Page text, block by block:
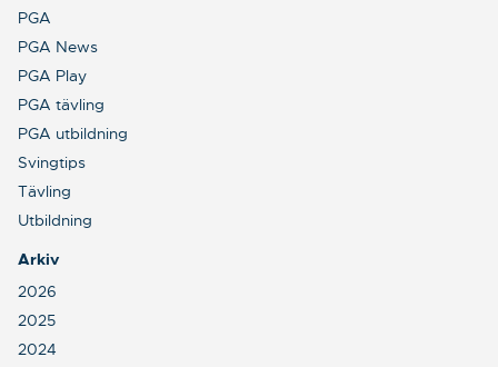
PGA
PGA News
PGA Play
PGA tävling
PGA utbildning
Svingtips
Tävling
Utbildning
Arkiv
2026
2025
2024